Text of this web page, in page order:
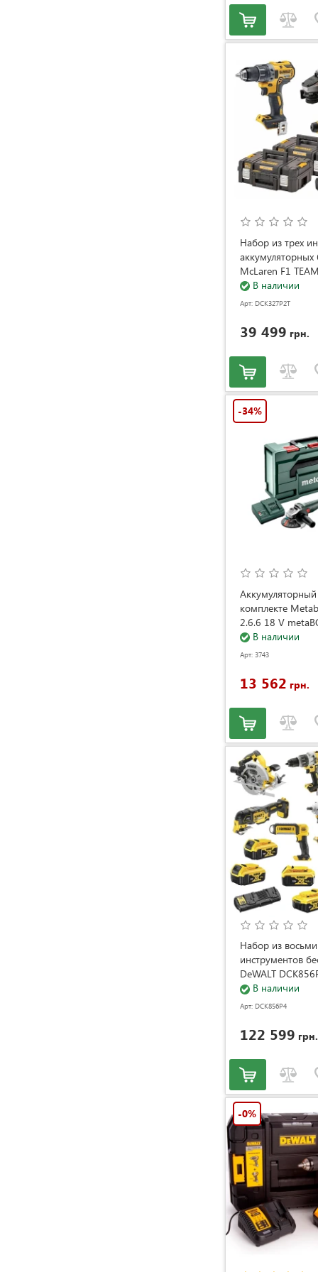
Набор из трех
McLaren F1
EDITION
(АКБ и ЗУ)
В наличии
Арт: DCK327P2T
39 499 грн.
-34%
комплекте
2.6.6 18 V
(685234000)
В наличии
Арт: 3743
13 562 грн.
Набор из восьми
инструментов
DeWALT
(DCK856P4)
В наличии
Арт: DCK856P4
122 599 грн.
-0%